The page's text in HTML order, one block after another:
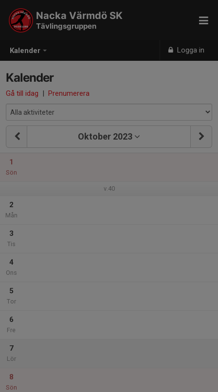
Kalender Logga in
Nacka Värmdö SK
Tävlingsgruppen
Kalender
Gå till idag | Prenumerera
Oktober 2023
1
Sön
v.40
2
Mån
3
Tis
4
Ons
5
Tor
6
Fre
7
Lör
8
Sön